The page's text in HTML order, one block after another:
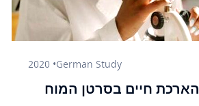
German Study
•
2020
חיים בסרטן המוח